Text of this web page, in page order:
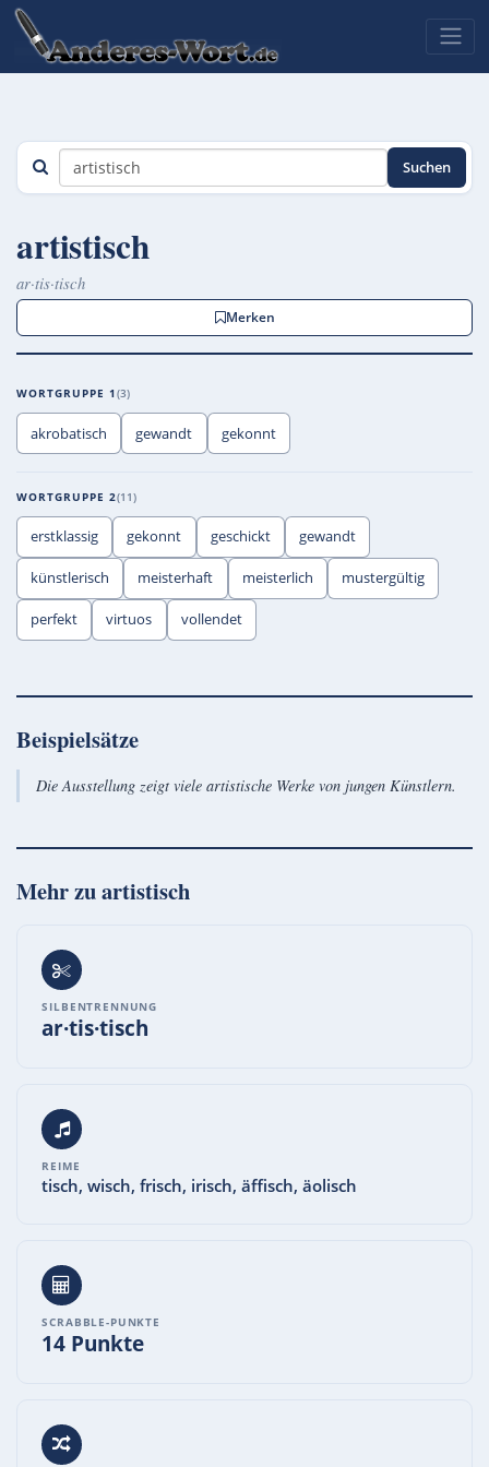
Suchen
artistisch
ar·tis·tisch
Merken
WORTGRUPPE 1 3
akrobatisch gewandt gekonnt
WORTGRUPPE 2 11
erstklassig gekonnt geschickt gewandt
künstlerisch meisterhaft meisterlich mustergültig
perfekt virtuos vollendet
Beispielsätze
Die Ausstellung zeigt viele artistische Werke von jungen Künstlern.
Mehr zuartistisch
SILBENTRENNUNG
ar·tis·tisch
REIME
tisch, wisch, frisch, irisch, äffisch, äolisch
SCRABBLE-PUNKTE
14 Punkte